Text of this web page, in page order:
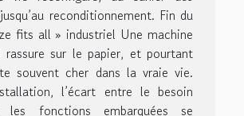
reconditionnement. Fin du
fits all » industriel Une machine
rassure sur le papier, et pourtant
souvent cher dans la vraie vie.
l’écart entre le besoin
fonctions embarquées se